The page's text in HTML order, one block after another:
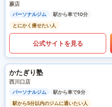
蕨店
パーソナルジム
駅から車で10分
とにかく痩せたい人
公式サイトを見る
かたぎり塾
西川口店
パーソナルジム
駅から車で9分
駅から5分以内のジムに通いたい人